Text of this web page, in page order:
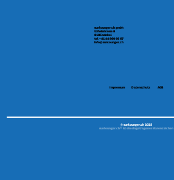
© sunlounger.ch 2025
sunlounger.ch® ist ein eingetragenes Warenzeichen
Impressum Datenschutz AGB
sunlounger.ch gmbh
tüfwisstrasse 8
8185 winkel
tel +41 44 860 66 67
info@sunlounger.ch